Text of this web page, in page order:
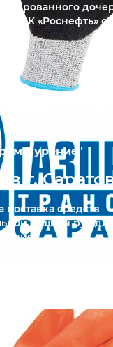
«НК «Роснефть»
Бурение"
в г. Саратов
поставка средств
защиты рук